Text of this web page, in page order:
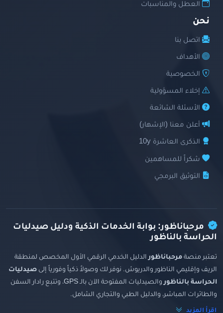
العطل والمناسبات
نحن
اتصل بنا
الأهداف
الخصوصية
إخلاء المسؤولية
الأسئلة الشائعة
أعلن معنا (الإشهار)
الذكرى العاشرة 10y
شكراً للمساهمين
التوثيق البرمجي
مرحباناظور: بوابة الخدمات الذكية ودليل صيدليات
الحراسة بالناظور
تعتبر منصة مرحباناظورالدليل الخدمي الرقمي الأول المخصص لمنطقة
الريف وإقليمي الناظور والدريوش. نوفر لك وصولاً ذكياً وفورياً إلى صيدليات
الحراسة بالناظور
والصيدليات المفتوحة الآن بالـ GPS، وتتبع رادار السفن
والطائرات المباشر، والدليل الطبي والتجاري الشامل.
اقرأ المزيد